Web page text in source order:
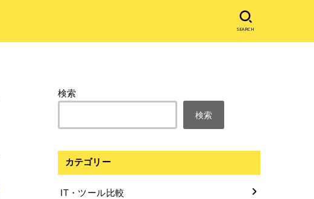
SEARCH
検索
検索
カテゴリー
IT・ツール比較